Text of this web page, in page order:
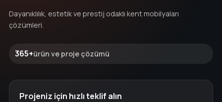
Dayanıklılık, estetik ve prestij odaklı kent mobilyaları
çözümleri.
365+ürün ve proje çözümü
Projeniz için hızlı teklif alın